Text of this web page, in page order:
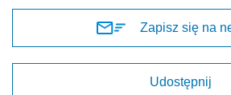
Zapisz się na
Udostępnij